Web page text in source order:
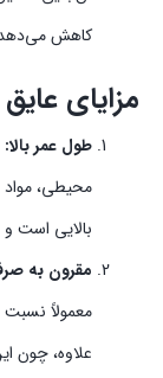
کاهش
مزایای
طول عمر بالا:
محیطی، مواد
بالایی است و
مقرون به
معمولاً نسبت
علاوه، چون